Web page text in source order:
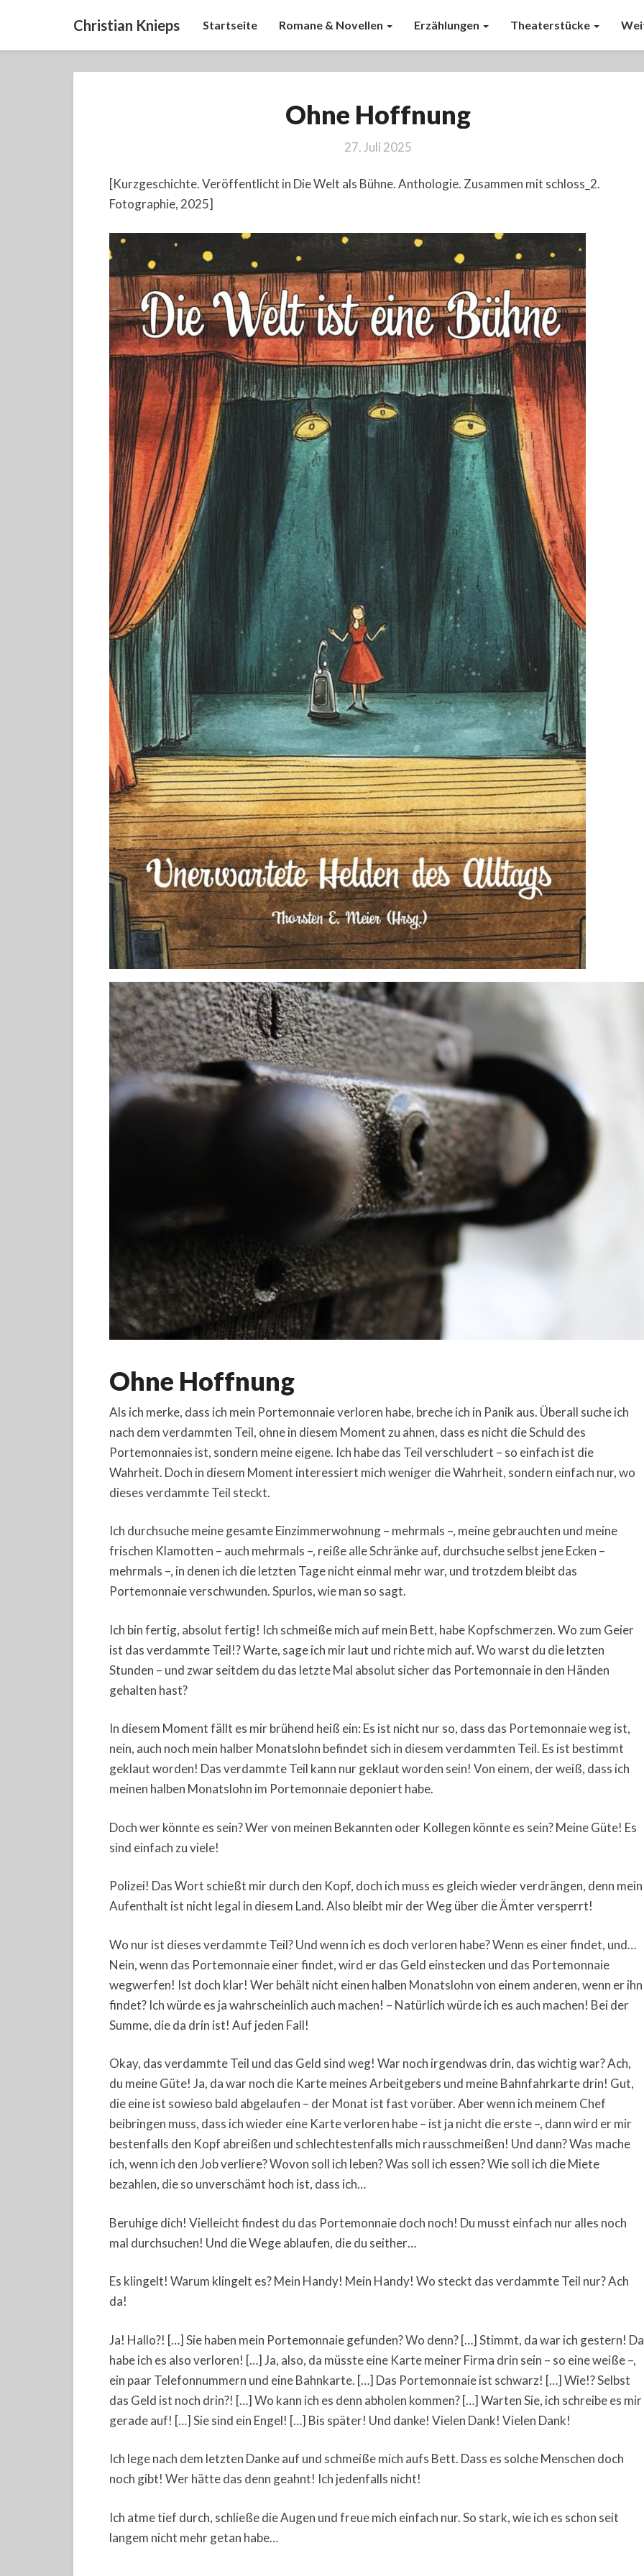
Christian Knieps Startseite Romane & Novellen Erzählungen Theaterstücke
Hoffnung
Ohne Hoffnung
27. Juli 2025
[Kurzgeschichte. Veröffentlicht in Die Welt als Bühne. Anthologie. Zusammen mit schloss_2.
Fotographie, 2025]
Ohne Hoffnung
Als ich merke, dass ich mein Portemonnaie verloren habe, breche ich in Panik aus. Überall suche ich
nach dem verdammten Teil, ohne in diesem Moment zu ahnen, dass es nicht die Schuld des
Portemonnaies ist, sondern meine eigene. Ich habe das Teil verschludert – so einfach ist die
Wahrheit. Doch in diesem Moment interessiert mich weniger die Wahrheit, sondern einfach nur, wo
dieses verdammte Teil steckt.
Ich durchsuche meine gesamte Einzimmerwohnung – mehrmals –, meine gebrauchten und meine
frischen Klamotten – auch mehrmals –, reiße alle Schränke auf, durchsuche selbst jene Ecken –
mehrmals –, in denen ich die letzten Tage nicht einmal mehr war, und trotzdem bleibt das
Portemonnaie verschwunden. Spurlos, wie man so sagt.
Ich bin fertig, absolut fertig! Ich schmeiße mich auf mein Bett, habe Kopfschmerzen. Wo zum Geier
ist das verdammte Teil!? Warte, sage ich mir laut und richte mich auf. Wo warst du die letzten
Stunden – und zwar seitdem du das letzte Mal absolut sicher das Portemonnaie in den Händen
gehalten hast?
In diesem Moment fällt es mir brühend heiß ein: Es ist nicht nur so, dass das Portemonnaie weg ist,
nein, auch noch mein halber Monatslohn befindet sich in diesem verdammten Teil. Es ist bestimmt
geklaut worden! Das verdammte Teil kann nur geklaut worden sein! Von einem, der weiß, dass ich
meinen halben Monatslohn im Portemonnaie deponiert habe.
Doch wer könnte es sein? Wer von meinen Bekannten oder Kollegen könnte es sein? Meine Güte! Es
sind einfach zu viele!
Polizei! Das Wort schießt mir durch den Kopf, doch ich muss es gleich wieder verdrängen, denn mein
Aufenthalt ist nicht legal in diesem Land. Also bleibt mir der Weg über die Ämter versperrt!
Wo nur ist dieses verdammte Teil? Und wenn ich es doch verloren habe? Wenn es einer findet, und…
Nein, wenn das Portemonnaie einer findet, wird er das Geld einstecken und das Portemonnaie
wegwerfen! Ist doch klar! Wer behält nicht einen halben Monatslohn von einem anderen, wenn er ihn
findet? Ich würde es ja wahrscheinlich auch machen! – Natürlich würde ich es auch machen! Bei der
Summe, die da drin ist! Auf jeden Fall!
Okay, das verdammte Teil und das Geld sind weg! War noch irgendwas drin, das wichtig war? Ach,
du meine Güte! Ja, da war noch die Karte meines Arbeitgebers und meine Bahnfahrkarte drin! Gut,
die eine ist sowieso bald abgelaufen – der Monat ist fast vorüber. Aber wenn ich meinem Chef
beibringen muss, dass ich wieder eine Karte verloren habe – ist ja nicht die erste –, dann wird er mir
bestenfalls den Kopf abreißen und schlechtestenfalls mich rausschmeißen! Und dann? Was mache
ich, wenn ich den Job verliere? Wovon soll ich leben? Was soll ich essen? Wie soll ich die Miete
bezahlen, die so unverschämt hoch ist, dass ich…
Beruhige dich! Vielleicht findest du das Portemonnaie doch noch! Du musst einfach nur alles noch
mal durchsuchen! Und die Wege ablaufen, die du seither…
Es klingelt! Warum klingelt es? Mein Handy! Mein Handy! Wo steckt das verdammte Teil nur? Ach
da!
Ja! Hallo?! […] Sie haben mein Portemonnaie gefunden? Wo denn? […] Stimmt, da war ich gestern! Da
habe ich es also verloren! […] Ja, also, da müsste eine Karte meiner Firma drin sein – so eine weiße –,
ein paar Telefonnummern und eine Bahnkarte. […] Das Portemonnaie ist schwarz! […] Wie!? Selbst
das Geld ist noch drin?! […] Wo kann ich es denn abholen kommen? […] Warten Sie, ich schreibe es mir
gerade auf! […] Sie sind ein Engel! […] Bis später! Und danke! Vielen Dank! Vielen Dank!
Ich lege nach dem letzten Danke auf und schmeiße mich aufs Bett. Dass es solche Menschen doch
noch gibt! Wer hätte das denn geahnt! Ich jedenfalls nicht!
Ich atme tief durch, schließe die Augen und freue mich einfach nur. So stark, wie ich es schon seit
langem nicht mehr getan habe…